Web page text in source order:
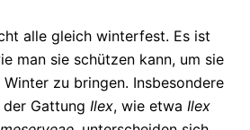
alle gleich winterfest. Es ist
man sie schützen kann, um sie
zu bringen. Insbesondere
Gattung Ilex, wie etwa Ilex